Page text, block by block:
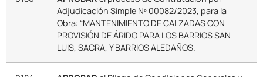
Adjudicación Simple Nº 00082/2023, para la
Obra: “MANTENIMIENTO DE CALZADAS CON
PROVISIÓN DE ÁRIDO PARA LOS BARRIOS SAN
LUIS, SACRA, Y BARRIOS ALEDAÑOS.-